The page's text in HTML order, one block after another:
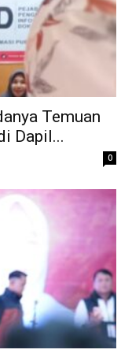
Temuan
Dapil...
0